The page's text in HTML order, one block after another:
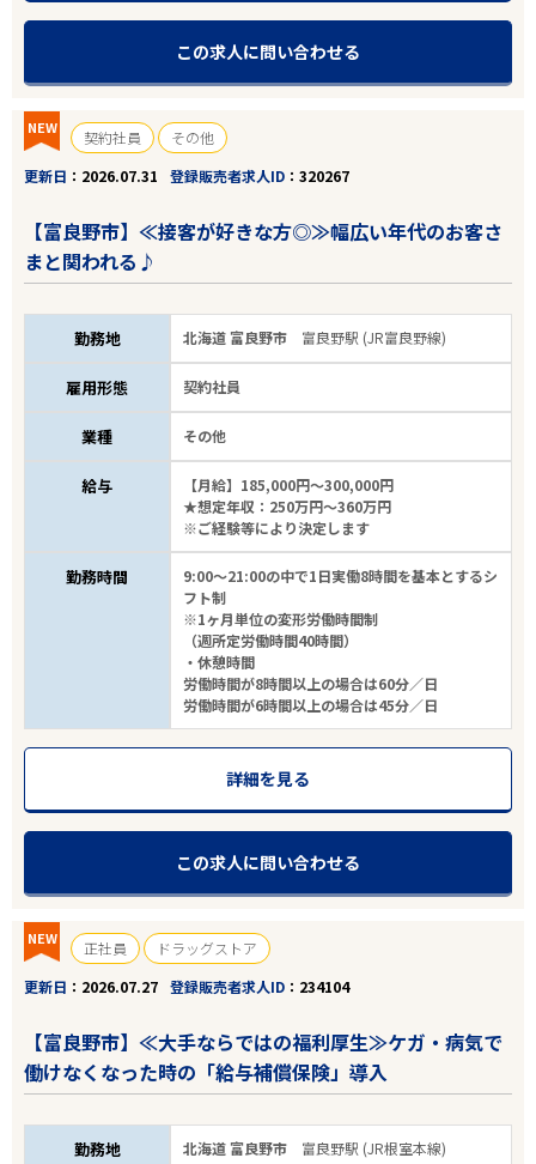
この求人に問い合わせる
NEW 契約社員
その他
更新日
2026.07.31 登録販売者求人ID 320267
【富良野市】≪接客が好きな方◎≫幅広い年代のお客さ
まと関われる♪
勤務地 北海道 富良野市 富良野駅 (JR富良野線)
雇用形態 契約社員
業種 その他
給与
【月給】185,000円～300,000円
★想定年収：250万円～360万円
※ご経験等により決定します
勤務時間
9:00～21:00の中で1日実働8時間を基本とするシ
フト制
※1ヶ月単位の変形労働時間制
（週所定労働時間40時間）
・休憩時間
労働時間が8時間以上の場合は60分／日
労働時間が6時間以上の場合は45分／日
詳細を見る
この求人に問い合わせる
NEW 正社員
ドラッグストア
更新日
2026.07.27 登録販売者求人ID 234104
【富良野市】≪大手ならではの福利厚生≫ケガ・病気で
働けなくなった時の「給与補償保険」導入
勤務地 北海道 富良野市 富良野駅 (JR根室本線)